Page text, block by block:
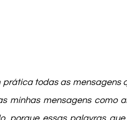
prática todas as mensagens
minhas mensagens como